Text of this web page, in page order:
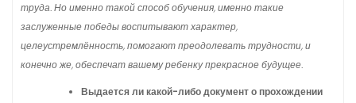
труда. Но именно такой способ обучения, именно такие
заслуженные победы воспитывают характер,
целеустремлённость, помогают преодолевать трудности, и
конечно же, обеспечат вашему ребенку прекрасное будущее.
Выдается ли какой-либо документ о прохождении